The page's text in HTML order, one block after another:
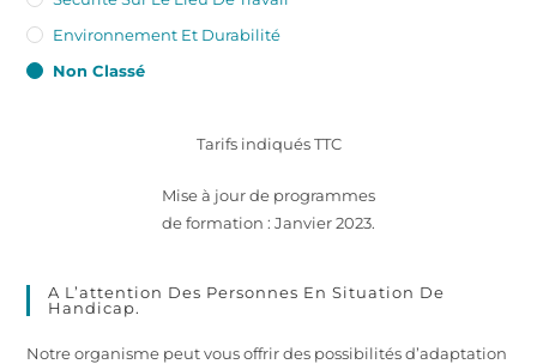
Environnement Et Durabilité
Non Classé
Tarifs indiqués TTC
Mise à jour de programmes
de formation : Janvier 2023.
A L’attention Des Personnes En Situation De
Handicap.
Notre organisme peut vous offrir des possibilités d’adaptation